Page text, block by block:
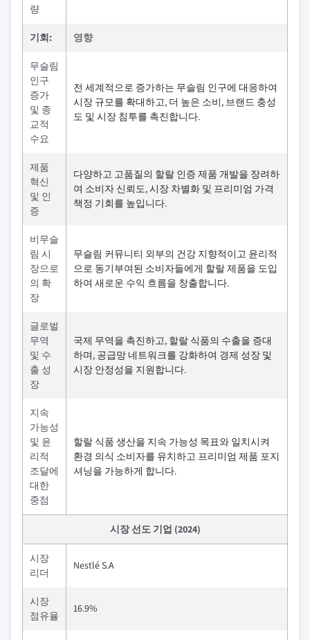
량
기회: 영향
무슬림
인구
증가
및 종
교적
수요
전 세계적으로 증가하는 무슬림 인구에 대응하여
시장 규모를 확대하고, 더 높은 소비, 브랜드 충성
도 및 시장 침투를 촉진합니다.
제품
혁신
및 인
증
다양하고 고품질의 할랄 인증 제품 개발을 장려하
여 소비자 신뢰도, 시장 차별화 및 프리미엄 가격
책정 기회를 높입니다.
비무슬
림 시
장으로
의 확
장
무슬림 커뮤니티 외부의 건강 지향적이고 윤리적
으로 동기부여된 소비자들에게 할랄 제품을 도입
하여 새로운 수익 흐름을 창출합니다.
글로벌
무역
및 수
출 성
장
국제 무역을 촉진하고, 할랄 식품의 수출을 증대
하며, 공급망 네트워크를 강화하여 경제 성장 및
시장 안정성을 지원합니다.
지속
가능성
및 윤
리적
조달에
대한
중점
할랄 식품 생산을 지속 가능성 목표와 일치시켜
환경 의식 소비자를 유치하고 프리미엄 제품 포지
셔닝을 가능하게 합니다.
시장 선도 기업 (2024)
시장
리더
Nestlé S.A
시장
점유율
16.9%